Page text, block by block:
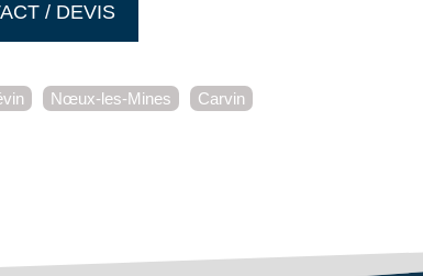
/ DEVIS
Nœux-les-Mines Carvin